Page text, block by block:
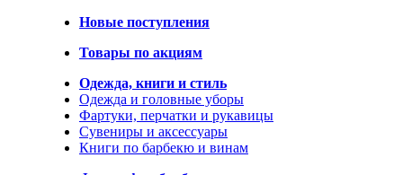
Новые поступления
Товары по акциям
Одежда, книги и стиль
Одежда и головные уборы
Фартуки, перчатки и рукавицы
Сувениры и аксессуары
Книги по барбекю и винам